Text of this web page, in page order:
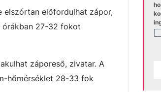
elszórtan előfordulhat zápor,
órákban 27-32 fokot
záporeső, zivatar. A
hőmérséklet 28-33 fok